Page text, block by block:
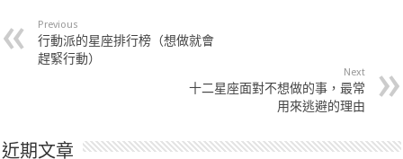
Previous
行動派的星座排行榜（想做就會
趕緊行動）
Next
十二星座面對不想做的事，最常
用來逃避的理由
近期文章